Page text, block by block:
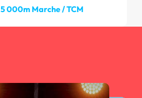
5 000m Marche / TCM